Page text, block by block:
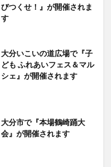
びつくせ！』が開催されま
す
大分いこいの道広場で『子
ども ふれあいフェス＆マル
シェ』が開催されます
大分市で『本場鶴崎踊大
会』が開催されます